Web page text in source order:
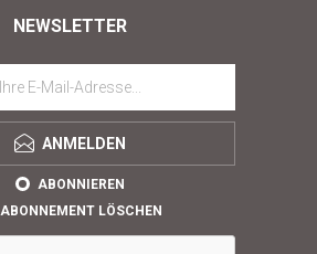
NEWSLETTER
ANMELDEN
ABONNIEREN
ABONNEMENT LÖSCHEN